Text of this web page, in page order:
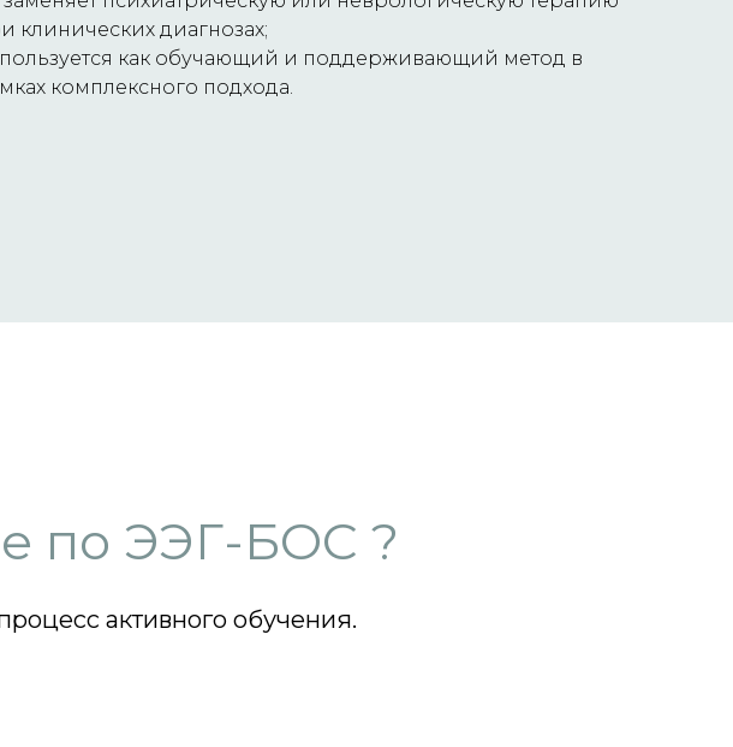
клинических диагнозах;
как обучающий и поддерживающий метод в
комплексного подхода.
по ЭЭГ-БОС ?
активного обучения.